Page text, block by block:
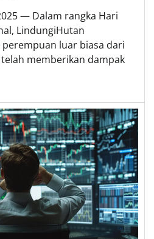
— Dalam rangka Hari
LindungiHutan
luar biasa dari
memberikan dampak